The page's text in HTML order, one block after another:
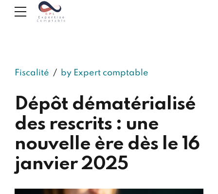
Fiscalité by Expert comptable
Dépôt dématérialisé
des rescrits : une
nouvelle ère dès le 16
janvier 2025